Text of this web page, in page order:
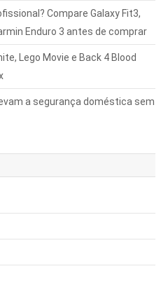
Compare Galaxy Fit3,
Enduro 3 antes de comprar
Lego Movie e Back 4 Blood
a segurança doméstica sem